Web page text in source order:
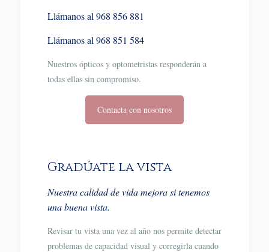
Llámanos al 968 856 881
Llámanos al 968 851 584
Nuestros ópticos y optometristas responderán a
todas ellas sin compromiso.
Contacta con nosotros
Gradúate la vista
Nuestra calidad de vida mejora si tenemos
una buena vista.
Revisar tu vista una vez al año nos permite detectar
problemas de capacidad visual y corregirla cuando